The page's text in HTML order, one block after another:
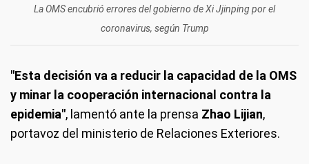
La OMS encubrió errores del gobierno de Xi Jjinping por el
coronavirus, según Trump
"Esta decisión va a reducir la capacidad de la OMS
y minar la cooperación internacional contra la
epidemia", lamentó ante la prensa Zhao Lijian,
portavoz del ministerio de Relaciones Exteriores.